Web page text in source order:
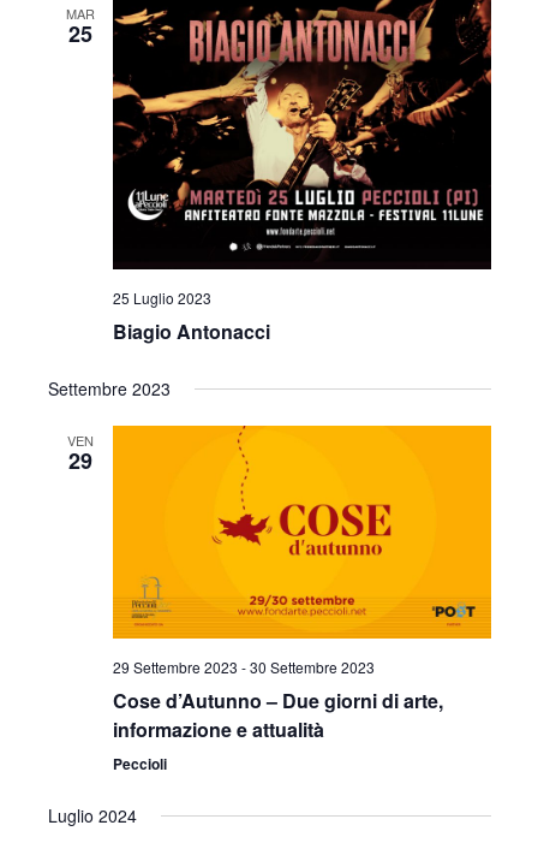
MAR
25
25 Luglio 2023
Biagio Antonacci
Settembre 2023
VEN
29
29 Settembre 2023 -30 Settembre 2023
Cose d’Autunno – Due giorni di arte,
informazione e attualità
Peccioli
Luglio 2024